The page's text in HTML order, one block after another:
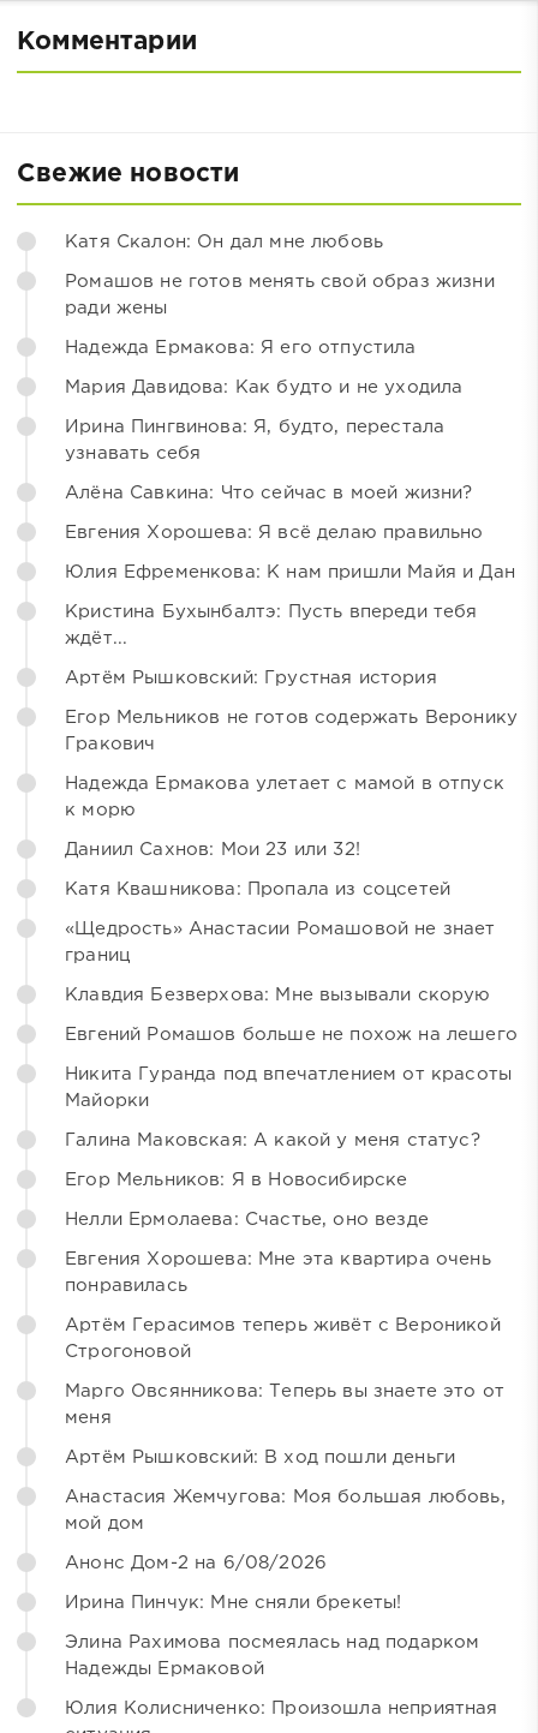
Комментарии
Свежие новости
Катя Скалон: Он дал мне любовь
Ромашов не готов менять свой образ жизни
ради жены
Надежда Ермакова: Я его отпустила
Мария Давидова: Как будто и не уходила
Ирина Пингвинова: Я, будто, перестала
узнавать себя
Алёна Савкина: Что сейчас в моей жизни?
Евгения Хорошева: Я всё делаю правильно
Юлия Ефременкова: К нам пришли Майя и Дан
Кристина Бухынбалтэ: Пусть впереди тебя
ждёт...
Артём Рышковский: Грустная история
Егор Мельников не готов содержать Веронику
Гракович
Надежда Ермакова улетает с мамой в отпуск
к морю
Даниил Сахнов: Мои 23 или 32!
Катя Квашникова: Пропала из соцсетей
«Щедрость» Анастасии Ромашовой не знает
границ
Клавдия Безверхова: Мне вызывали скорую
Евгений Ромашов больше не похож на лешего
Никита Гуранда под впечатлением от красоты
Майорки
Галина Маковская: А какой у меня статус?
Егор Мельников: Я в Новосибирске
Нелли Ермолаева: Счастье, оно везде
Евгения Хорошева: Мне эта квартира очень
понравилась
Артём Герасимов теперь живёт с Вероникой
Строгоновой
Марго Овсянникова: Теперь вы знаете это от
меня
Артём Рышковский: В ход пошли деньги
Анастасия Жемчугова: Моя большая любовь,
мой дом
Анонс Дом-2 на 6/08/2026
Ирина Пинчук: Мне сняли брекеты!
Элина Рахимова посмеялась над подарком
Надежды Ермаковой
Юлия Колисниченко: Произошла неприятная